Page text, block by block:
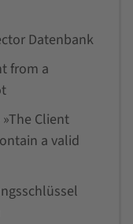
Datenbank
from a
Client
a valid